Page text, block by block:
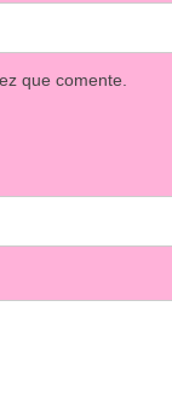
que comente.